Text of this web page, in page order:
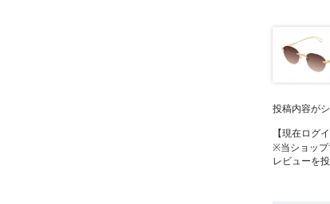
投稿内容が
【現在ログ
※当ショップ
レビューを